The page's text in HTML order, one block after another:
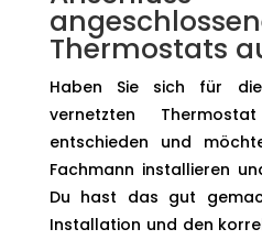
Thermostats
Haben Sie sich für
vernetzten
entschieden und
Fachmann installieren
Du hast das gut
Installation und den